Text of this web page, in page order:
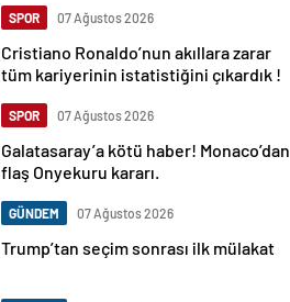
SPOR 07 Ağustos 2026
Cristiano Ronaldo’nun akıllara zarar
tüm kariyerinin istatistiğini çıkardık !
SPOR 07 Ağustos 2026
Galatasaray’a kötü haber! Monaco’dan
flaş Onyekuru kararı.
GÜNDEM 07 Ağustos 2026
Trump’tan seçim sonrası ilk mülakat